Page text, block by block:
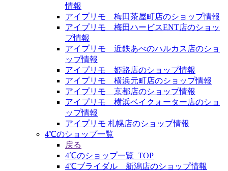
情報
アイプリモ 梅田茶屋町店のショップ情報
アイプリモ 梅田ハービスENT店のショッ
プ情報
アイプリモ 近鉄あべのハルカス店のショ
ップ情報
アイプリモ 姫路店のショップ情報
アイプリモ 横浜元町店のショップ情報
アイプリモ 京都店のショップ情報
アイプリモ 横浜ベイクォーター店のショ
ップ情報
アイプリモ 札幌店のショップ情報
4℃のショップ一覧
戻る
4℃のショップ一覧_TOP
4℃ブライダル 新潟店のショップ情報